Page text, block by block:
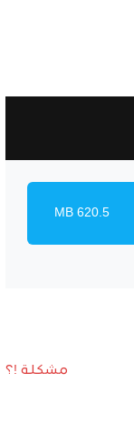
620.5 MB
مشكلة !؟